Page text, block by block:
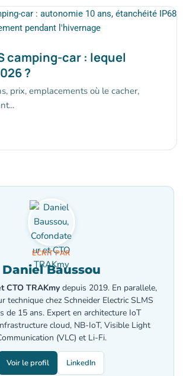
camping-car : lequel
?
prix, emplacements où le cacher,
ECRIT PAR
Daniel Baussou
CTO TRAKmydepuis 2019. En parallele,
technique chez Schneider Electric SLMS
de 15 ans. Expert en architecture IoT
cloud, NB-IoT, Visible Light
(VLC) et Li-Fi.
Voir le profil LinkedIn